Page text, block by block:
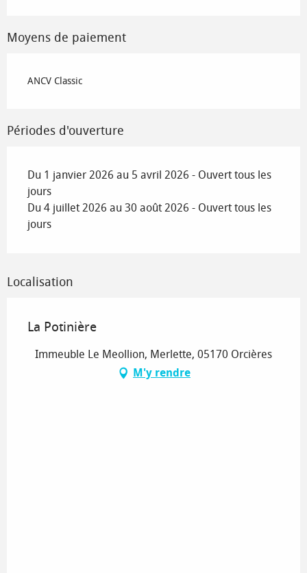
Moyens de paiement
ANCV Classic
Périodes d'ouverture
Du 1 janvier 2026 au 5 avril 2026 - Ouvert tous les
jours
Du 4 juillet 2026 au 30 août 2026 - Ouvert tous les
jours
Localisation
La Potinière
Immeuble Le Meollion, Merlette, 05170 Orcières
M'y rendre